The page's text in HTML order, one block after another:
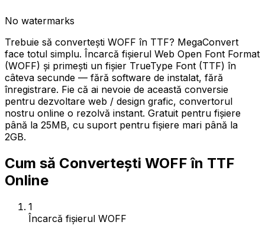
No watermarks
Trebuie să convertești WOFF în TTF? MegaConvert
face totul simplu. Încarcă fișierul Web Open Font Format
(WOFF) și primești un fișier TrueType Font (TTF) în
câteva secunde — fără software de instalat, fără
înregistrare. Fie că ai nevoie de această conversie
pentru dezvoltare web / design grafic, convertorul
nostru online o rezolvă instant. Gratuit pentru fișiere
până la 25MB, cu suport pentru fișiere mari până la
2GB.
Cum să Convertești WOFF în TTF
Online
1
Încarcă fișierul WOFF